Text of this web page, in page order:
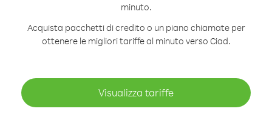
minuto.
Acquista pacchetti di credito o un piano chiamate per
ottenere le migliori tariffe al minuto verso Ciad.
Visualizza tariffe